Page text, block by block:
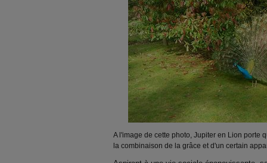
A l'image de cette photo, Jupiter en Lion porte
la combinaison de la grâce et d'un certain